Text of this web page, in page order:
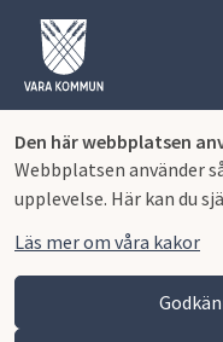
Den här webbplatsen
Webbplatsen använder
upplevelse. Här kan du
Läs mer om våra kakor